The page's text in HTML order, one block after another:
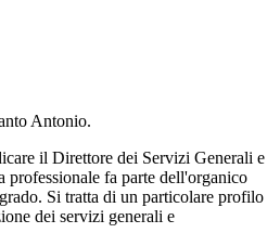
Antonio.
il Direttore dei Servizi Generali e
fa parte dell'organico
Si tratta di un particolare profilo
dei servizi generali e